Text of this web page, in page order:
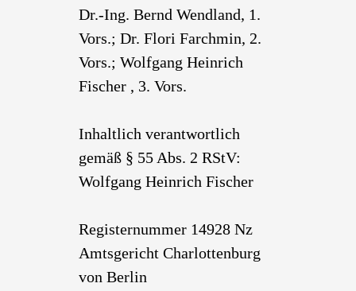
Dr.-Ing. Bernd Wendland, 1.
Vors.; Dr. Flori Farchmin, 2.
Vors.; Wolfgang Heinrich
Fischer , 3. Vors.
Inhaltlich verantwortlich
gemäß § 55 Abs. 2 RStV:
Wolfgang Heinrich Fischer
Registernummer 14928 Nz
Amtsgericht Charlottenburg
von Berlin